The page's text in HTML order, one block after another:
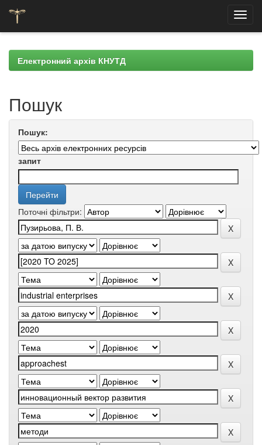
navigationЕлектронний архів КНУТД
Пошук
Пошук:
запит
Поточні фільтри: